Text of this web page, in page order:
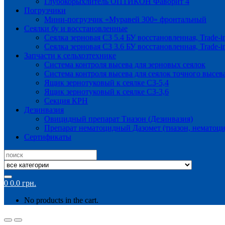
Погрузчики
Мини-погрузчик «Муравей 300» фронтальный
Сеялки бу и восстановленные
Сеялка зерновая СЗ 5.4 БУ восстановленная, Trade-
Сеялка зерновая СЗ 3.6 БУ восстановленная, Trade-
Запчасти к сельхозтехнике
Система контроля высева для зерновых сеялок
Система контроля высева для сеялок точного
Ящик зернотуковый к сеялке СЗ-5,4
Ящик зернотуковый к сеялке СЗ-3,6
Секция КРН
Дезинвазия
Овицидный препарат Тиазон (Дезинвазия)
Препарат нематоцидный Дазомет (тиазон,
Сертификаты
Search
for:
0 0.0 грн.
No products in the cart.